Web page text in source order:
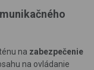
na zabezpečenie
na ovládanie